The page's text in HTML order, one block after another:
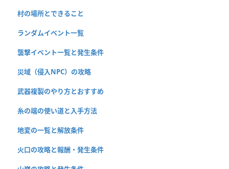
村の場所とできること
ランダムイベント一覧
襲撃イベント一覧と発生条件
災域（侵入NPC）の攻略
武器複製のやり方とおすすめ
糸の端の使い道と入手方法
地変の一覧と解放条件
火口の攻略と報酬・発生条件